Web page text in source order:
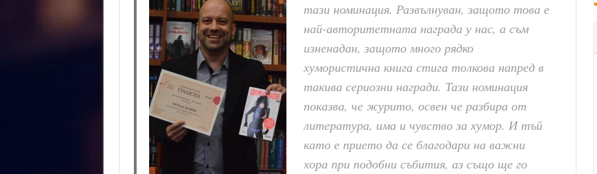
тази номинация. Развълнуван, защото това е
най-авторитетната награда у нас, а съм
изненадан, защото много рядко
хумористична книга стига толкова напред в
такива сериозни награди. Тази номинация
показва, че журито, освен че разбира от
литература, има и чувство за хумор. И тъй
като е прието да се благодари на важни
хора при подобни събития, аз също ще го